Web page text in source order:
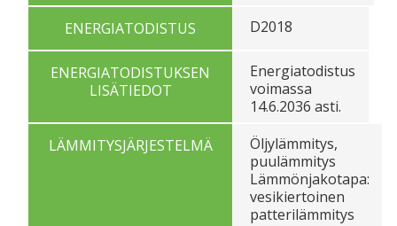
ENERGIATODISTUS
D2018
ENERGIATODISTUKSEN
LISÄTIEDOT
Energiatodistus
voimassa
14.6.2036 asti.
LÄMMITYSJÄRJESTELMÄ
Öljylämmitys,
puulämmitys
Lämmönjakotapa:
vesikiertoinen
patterilämmitys